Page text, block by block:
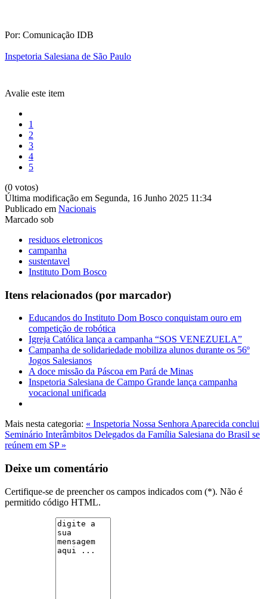
Por: Comunicação IDB
Inspetoria Salesiana de São Paulo
Avalie este item
1
2
3
4
5
(0 votos)
Última modificação em Segunda, 16 Junho 2025 11:34
Publicado em Nacionais
Marcado sob
residuos eletronicos
campanha
sustentavel
Instituto Dom Bosco
Itens relacionados (por marcador)
Educandos do Instituto Dom Bosco conquistam ouro em
competição de robótica
Igreja Católica lança a campanha “SOS VENEZUELA”
Campanha de solidariedade mobiliza alunos durante os 56º
Jogos Salesianos
A doce missão da Páscoa em Pará de Minas
Inspetoria Salesiana de Campo Grande lança campanha
vocacional unificada
Mais nesta categoria: « Inspetoria Nossa Senhora Aparecida conclui
Seminário Interâmbitos Delegados da Família Salesiana do Brasil se
reúnem em SP »
Deixe um comentário
Certifique-se de preencher os campos indicados com (*). Não é
permitido código HTML.